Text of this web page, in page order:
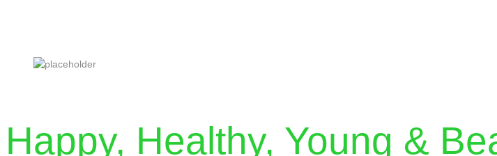
Happy, Healthy, Young &